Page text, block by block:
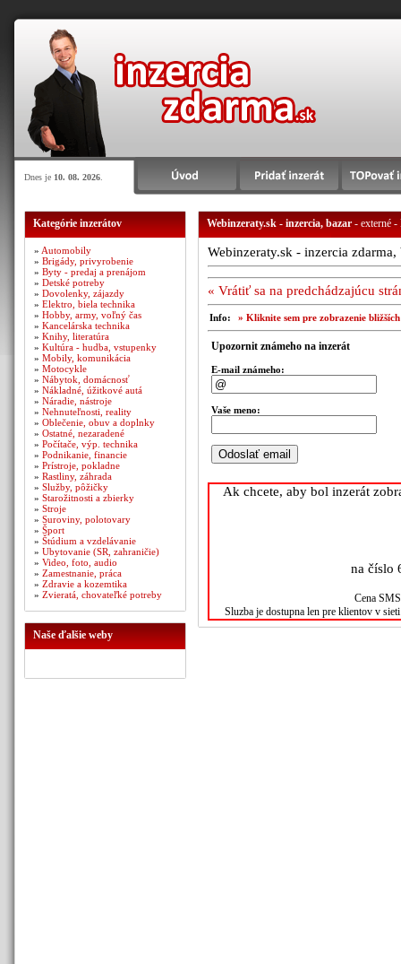
Dnes je 10. 08. 2026
Kategórie inzerátov
» Automobily
» Brigády, privyrobenie
» Byty - predaj a prenájom
» Detské potreby
» Dovolenky, zájazdy
» Elektro, biela technika
» Hobby, army, voľný čas
» Kancelárska technika
» Knihy, literatúra
» Kultúra - hudba, vstupenky
» Mobily, komunikácia
» Motocykle
» Nábytok, domácnosť
» Nákladné, úžitkové autá
» Náradie, nástroje
» Nehnuteľnosti, reality
» Oblečenie, obuv a doplnky
» Ostatné, nezaradené
» Počítače, výp. technika
» Podnikanie, financie
» Prístroje, pokladne
» Rastliny, záhrada
» Služby, pôžičky
» Starožitnosti a zbierky
» Stroje
» Suroviny, polotovary
» Šport
» Štúdium a vzdelávanie
» Ubytovanie (SR, zahraničie)
» Video, foto, audio
» Zamestnanie, práca
» Zdravie a kozemtika
» Zvieratá, chovateľké potreby
Naše ďalšie weby
Webinzeraty.sk - inzercia, bazar- externé -
Webinzeraty.sk - inzercia
« Vrátiť sa na predchádzajúcu
Info: » Kliknite sem pre zobrazenie
Upozornit známeho na inzerát
E-mail známeho:
Vaše meno:
Ak chcete, aby bol inzerát
na číslo
Cena
Sluzba je dostupna len pre klientov v